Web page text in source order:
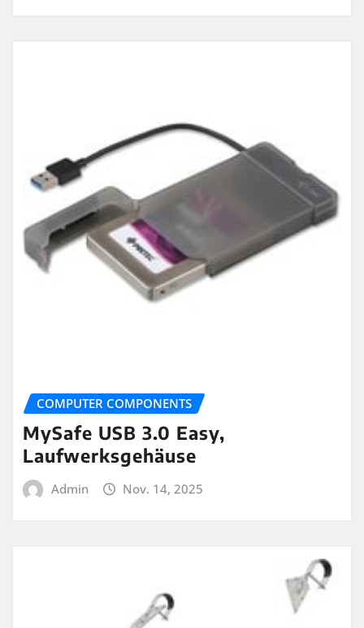
COMPUTER COMPONENTS
MySafe USB 3.0 Easy,
Laufwerksgehäuse
Admin Nov. 14, 2025